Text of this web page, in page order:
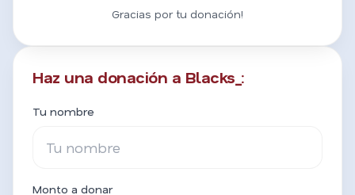
Gracias por tu donación!
Haz una donación a Blacks_:
Tu nombre
Monto a donar